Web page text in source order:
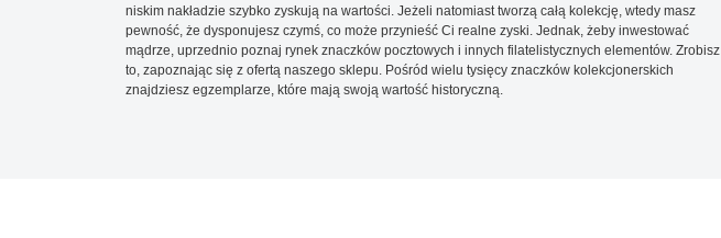
niskim nakładzie szybko zyskują na wartości. Jeżeli natomiast tworzą całą kolekcję, wtedy masz
pewność, że dysponujesz czymś, co może przynieść Ci realne zyski. Jednak, żeby inwestować
mądrze, uprzednio poznaj rynek znaczków pocztowych i innych filatelistycznych elementów. Zrobisz
to, zapoznając się z ofertą naszego sklepu. Pośród wielu tysięcy znaczków kolekcjonerskich
znajdziesz egzemplarze, które mają swoją wartość historyczną.